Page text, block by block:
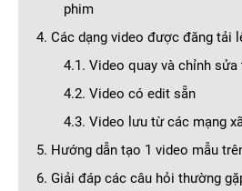
phim
4. Các dạng video được đăng tải
4.1. Video quay và chỉnh
4.2. Video có edit sẵn
4.3. Video lưu từ các mạng
5. Hướng dẫn tạo 1 video mẫu
6. Giải đáp các câu hỏi thường